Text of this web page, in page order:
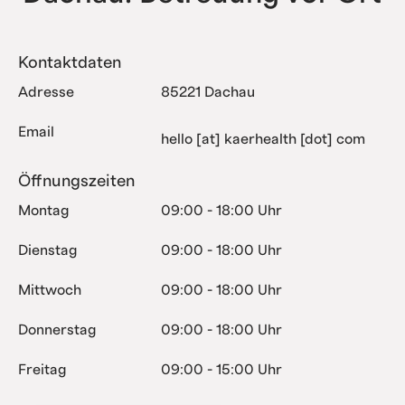
Kontaktdaten
Adresse 85221 Dachau
Email hello [at] kaerhealth [dot] com
Öffnungszeiten
Montag 09:00 - 18:00 Uhr
Dienstag 09:00 - 18:00 Uhr
Mittwoch 09:00 - 18:00 Uhr
Donnerstag 09:00 - 18:00 Uhr
Freitag 09:00 - 15:00 Uhr